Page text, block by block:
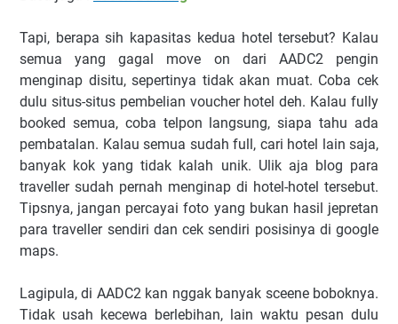
Tapi, berapa sih kapasitas kedua hotel tersebut? Kalau
semua yang gagal move on dari AADC2 pengin
menginap disitu, sepertinya tidak akan muat. Coba cek
dulu situs-situs pembelian voucher hotel deh. Kalau fully
booked semua, coba telpon langsung, siapa tahu ada
pembatalan. Kalau semua sudah full, cari hotel lain saja,
banyak kok yang tidak kalah unik. Ulik aja blog para
traveller sudah pernah menginap di hotel-hotel tersebut.
Tipsnya, jangan percayai foto yang bukan hasil jepretan
para traveller sendiri dan cek sendiri posisinya di google
maps.
Lagipula, di AADC2 kan nggak banyak sceene boboknya.
Tidak usah kecewa berlebihan, lain waktu pesan dulu